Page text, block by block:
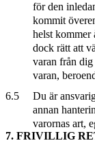
för den
kommit
helst kommer
dock rätt att
varan från dig
varan,
6.5
Du är
annan
varornas art,
7. FRIVILLIG